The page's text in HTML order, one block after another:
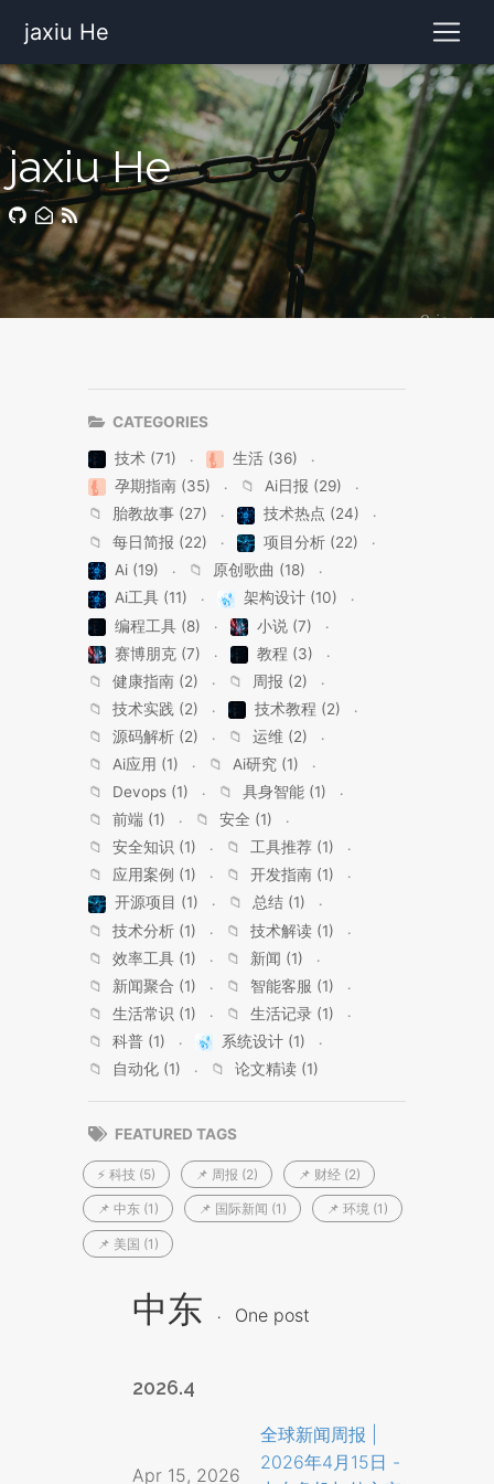
jaxiu He
jaxiu He
CATEGORIES
技术 (71)
生活 (36)
孕期指南 (35)
📁
Ai日报 (29)
📁
胎教故事 (27)
技术热点 (24)
📁
每日简报 (22)
项目分析 (22)
Ai (19)
📁
原创歌曲 (18)
Ai工具 (11)
架构设计 (10)
编程工具 (8)
小说 (7)
赛博朋克 (7)
教程 (3)
📁
健康指南 (2) 📁
周报 (2)
📁
技术实践 (2)
技术教程 (2)
📁
源码解析 (2) 📁
运维 (2)
📁
Ai应用 (1) 📁
Ai研究 (1)
📁
Devops (1) 📁
具身智能 (1)
📁
前端 (1) 📁
安全 (1)
📁
安全知识 (1) 📁
工具推荐 (1)
📁
应用案例 (1) 📁
开发指南 (1)
开源项目 (1)
📁
总结 (1)
📁
技术分析 (1) 📁
技术解读 (1)
📁
效率工具 (1) 📁
新闻 (1)
📁
新闻聚合 (1) 📁
智能客服 (1)
📁
生活常识 (1) 📁
生活记录 (1)
📁
科普 (1)
系统设计 (1)
📁
自动化 (1) 📁 论文精读 (1)
FEATURED TAGS
⚡ 科技 (5) 📌 周报 (2) 📌 财经 (2)
📌 中东 (1) 📌 国际新闻 (1) 📌 环境 (1)
📌 美国 (1)
中东 One post
2026.4
Apr 15, 2026
全球新闻周报 |
2026年4月15日 -